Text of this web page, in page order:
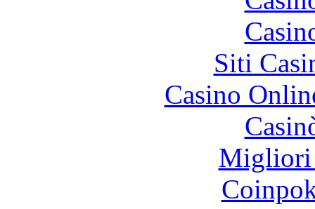
Siti
Casino
Migliori